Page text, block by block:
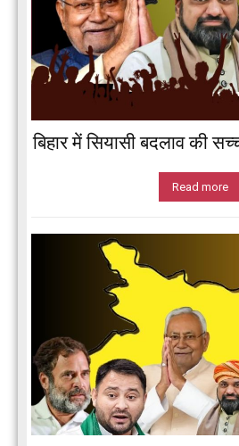
बिहार में सियासी बदलाव की
Read more